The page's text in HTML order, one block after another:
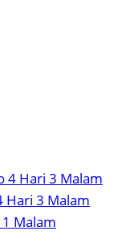
Hari 3 Malam